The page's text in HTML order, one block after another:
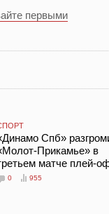
первыми
Спб»
Прикамье» в
матче плей-
0 955